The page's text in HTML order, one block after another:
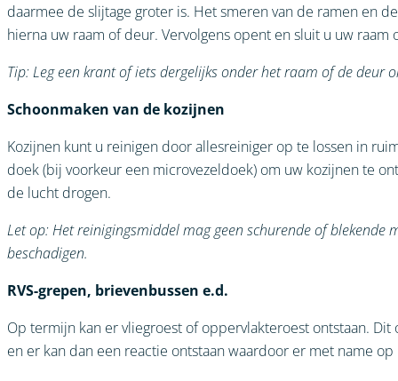
daarmee de slijtage groter is. Het smeren van de ramen en
hierna uw raam of deur. Vervolgens opent en sluit u uw
Tip: Leg een krant of iets dergelijks onder het raam of de
Schoonmaken van de kozijnen
Kozijnen kunt u reinigen door allesreiniger op te lossen in
doek (bij voorkeur een microvezeldoek) om uw kozijnen te
de lucht drogen.
Let op: Het reinigingsmiddel mag geen schurende of blekende
beschadigen.
RVS-grepen, brievenbussen e.d.
Op termijn kan er vliegroest of oppervlakteroest ontstaan.
en er kan dan een reactie ontstaan waardoor er met name